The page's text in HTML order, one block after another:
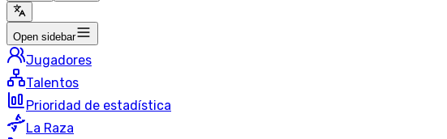
Open sidebar
Jugadores
Talentos
Prioridad de estadística
La Raza